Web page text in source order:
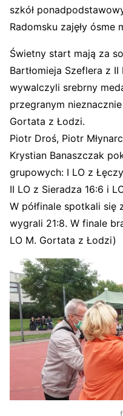
szkół
Radomsku zajęły ósme
Świetny start mają za
Bartłomieja Szeflera z
wywalczyli srebrny
przegranym
Gortata z Łodzi.
Piotr Droś, Piotr
Krystian Banaszczak
grupowych: I LO z
II LO z Sieradza 16:6 i
W półfinale spotkali się
wygrali 21:8. W finale
LO M. Gortata z Łodzi)